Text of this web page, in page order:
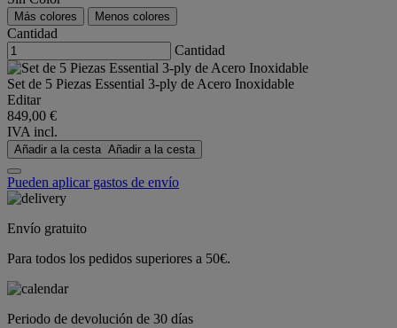
Más colores Menos colores
Cantidad
Cantidad
Set de 5 Piezas Essential 3-ply de Acero Inoxidable
Editar
849,00 €
IVA incl.
Añadir a la cesta Añadir a la cesta
Pueden aplicar gastos de envío
Envío gratuito
Para todos los pedidos superiores a 50€.
Periodo de devolución de 30 días